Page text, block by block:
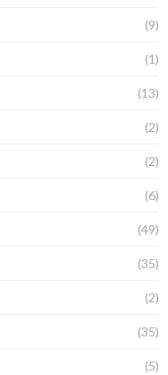
(9)
(1)
(13)
(2)
(2)
(6)
(49)
(35)
(2)
(35)
(5)